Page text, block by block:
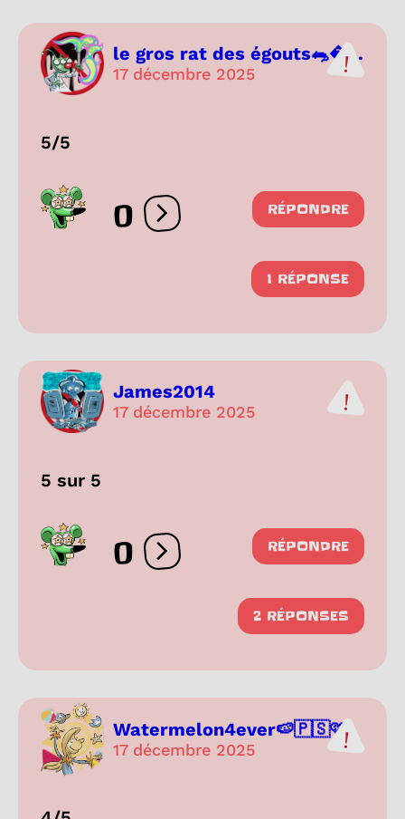
le gros rat des égouts🐀...
17 décembre 2025
5/5
0 Ouvrir les réactions
RÉPONDRE
1 RÉPONSE
James2014
17 décembre 2025
5 sur 5
0 Ouvrir les réactions
RÉPONDRE
2 RÉPONSES
Watermelon4ever🍉🇵🇸🩷
17 décembre 2025